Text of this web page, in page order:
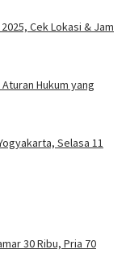
Cek Lokasi & Jam
Hukum yang
Selasa 11
30 Ribu, Pria 70